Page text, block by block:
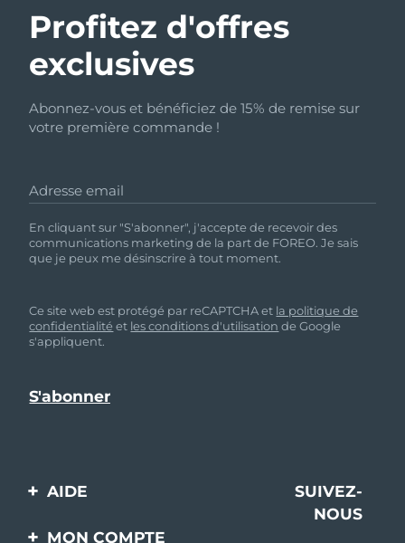
Profitez d'offres
exclusives
Abonnez-vous et bénéficiez de 15% de remise sur
votre première commande !
Adresse email
En cliquant sur "S'abonner", j'accepte de recevoir des
communications marketing de la part de FOREO. Je sais
que je peux me désinscrire à tout moment.
Ce site web est protégé par reCAPTCHA et la politique de
confidentialité et les conditions d'utilisation de Google
s'appliquent.
AIDE
Contactez-nous
SUIVEZ-
NOUS
MON COMPTE